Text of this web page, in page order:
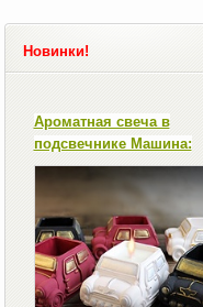
Новинки!
Ароматная свеча в
подсвечнике Машина: